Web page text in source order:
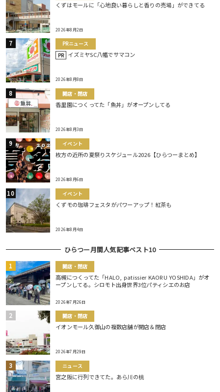
くずはモールに「心地良い暮らしと香りの売場」ができてる
2026年8月2日
PRニュース
PR イズミヤSC八幡でサマコン
2026年8月8日
開店・閉店
香里園につくってた「魚丼」がオープンしてる
2026年8月3日
イベント
枚方の近所の夏祭りスケジュール2026【ひらつーまとめ】
2026年8月6日
イベント
くずモの珈琲フェスタがパワーアップ！紅茶も
2026年8月4日
ひらつー月間人気記事ベスト10
開店・閉店
高槻につくってた「HALO, patissier KAORU YOSHIDA」がオ
ープンしてる。シロモト出身世界3位パティシエのお店
2026年7月26日
開店・閉店
イオンモール久御山の複数店舗が開店＆閉店
2026年7月29日
ニュース
宮之阪に行列できてた。あら川の桃